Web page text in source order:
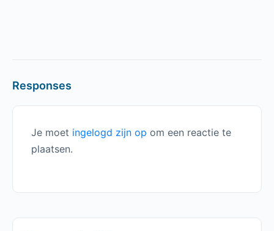
Responses
Je moet ingelogd zijn op om een reactie te
plaatsen.